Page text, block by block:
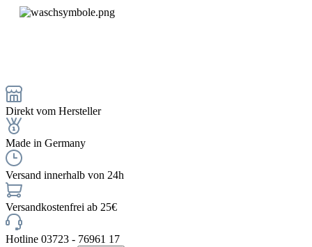
Direkt vom Hersteller
Made in Germany
Versand innerhalb von 24h
Versandkostenfrei ab 25€
Hotline 03723 - 76961 17